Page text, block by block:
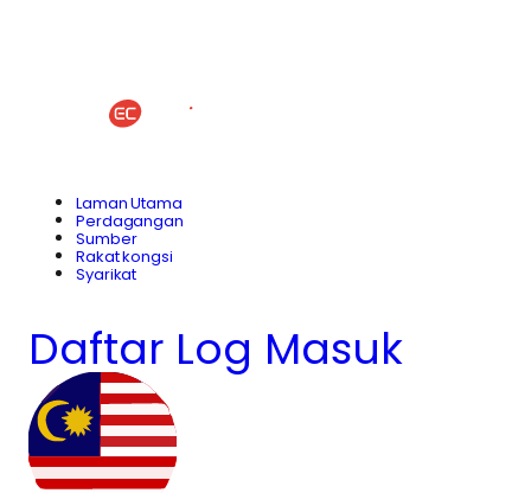
Laman Utama
Perdagangan
Sumber
Rakat kongsi
Syarikat
Daftar Log Masuk